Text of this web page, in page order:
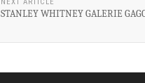
STANLEY WHITNEY GALERIE